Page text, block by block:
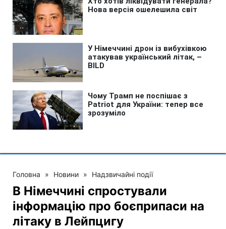
Головна » Новини » Надзвичайні події
В Німеччині спростували
інформацію про боєприпаси на
літаку в Лейпцигу